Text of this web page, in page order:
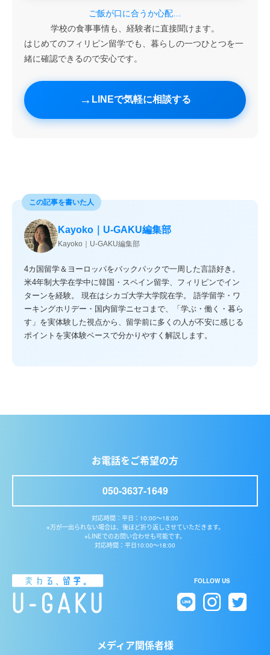
ご飯が口に合うか心配…
学校の食事事情も、経験者に直接聞けます。
はじめてのフィリピン留学でも、暮らしの一つひとつを一
緒に確認できるので安心です。
LINEで気軽に相談する
この記事を書いた人
Kayoko｜U-GAKU編集部
Kayoko｜U-GAKU編集部
4カ国留学＆ヨーロッパをバックパックで一周した言語好き。
米4年制大学在学中に韓国・スペイン留学、フィリピンでイン
ターンを経験。 現在はシカゴ大学大学院在学。 語学留学・ワ
ーキングホリデー・国内留学ニセコまで、「学ぶ・働く・暮ら
す」を実体験した視点から、留学前に多くの人が不安に感じる
ポイントを実体験ベースで分かりやすく解説します。
お電話をご希望の方
050-3637-1649
対応時間：平日：10:00〜18:00
※万が一出られない場合は、後ほど折り返しさせていただきます。
※LINEでのお問い合わせも可能です。
対応時間：平日10:00〜18:00
FOLLOW US
メディア関係者様